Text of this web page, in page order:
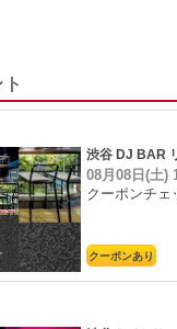
渋谷 DJ BAR
08月08日(土)
クーポンチェ
クーポンあり